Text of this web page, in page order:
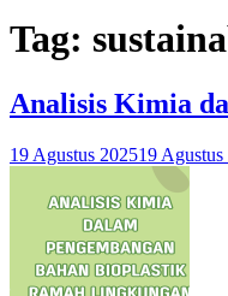
Tag:
Analisis Kimia
19 Agustus 202519 Agustus